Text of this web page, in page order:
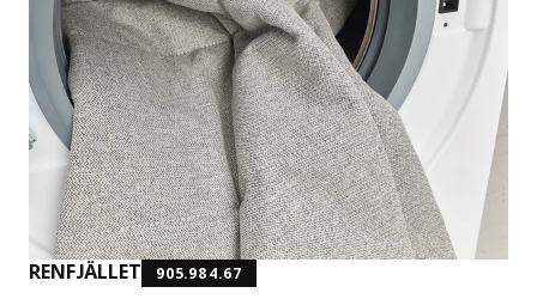
RENFJÄLLET 905.984.67